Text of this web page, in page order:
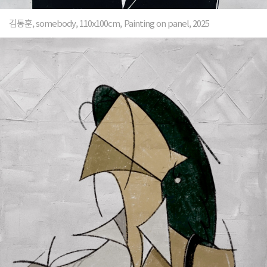
김동훈, somebody, 110x100cm, Painting on panel, 2025